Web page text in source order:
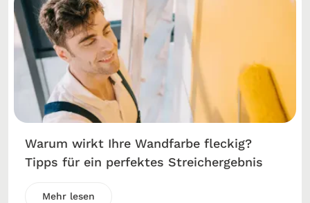
Warum wirkt Ihre Wandfarbe fleckig?
Tipps für ein perfektes Streichergebnis
Mehr lesen